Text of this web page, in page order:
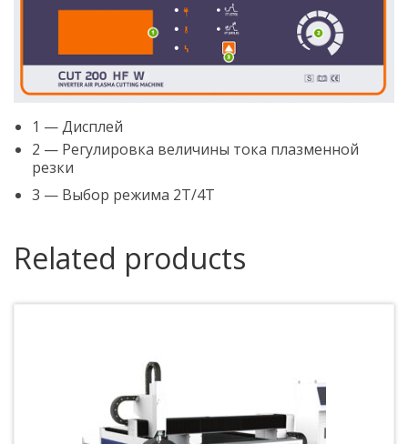
1 — Дисплей
2 — Регулировка величины тока плазменной
резки
3 — Выбор режима 2Т/4Т
Related products